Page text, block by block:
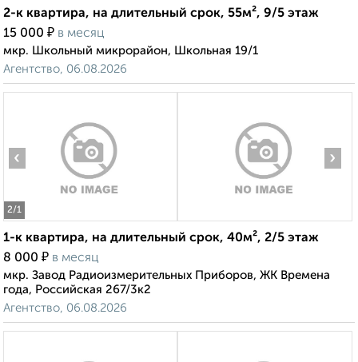
2-к квартира, на длительный срок, 55м², 9/5 этаж
15 000 ₽ в месяц
мкр. Школьный микрорайон, Школьная 19/1
Агентство, 06.08.2026
2/1
‹ ›
1-к квартира, на длительный срок, 40м², 2/5 этаж
8 000 ₽ в месяц
мкр. Завод Радиоизмерительных Приборов, ЖК Времена
года, Российская 267/3к2
Агентство, 06.08.2026